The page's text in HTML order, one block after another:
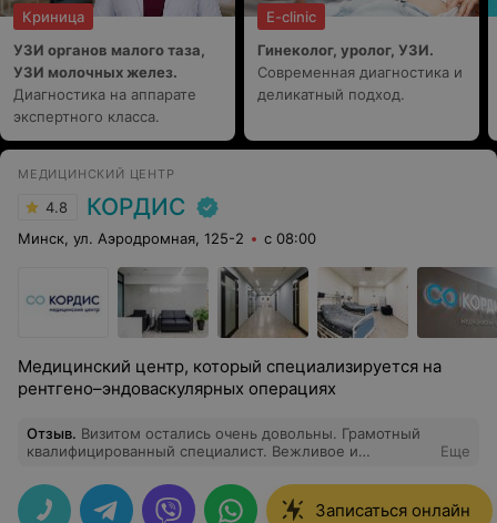
Криница
УЗИ органов малого таза,
УЗИ молочных желез.
Диагностика на аппарате
экспертного класса.
E-clinic
Гинеколог, уролог, УЗИ.
Современная диагностика и
деликатный подход.
МЕДИЦИНСКИЙ ЦЕНТР
4.8 КОРДИС
Минск, ул. Аэродромная, 125-2 с 08:00
Медицинский центр, который специализируется на
рентгено–эндоваскулярных операциях
Отзыв. Визитом остались очень довольны. Грамотный
квалифицированный специалист. Вежливое и
понятную информацию по результатам процедуры.
Еще
Записаться онлайн